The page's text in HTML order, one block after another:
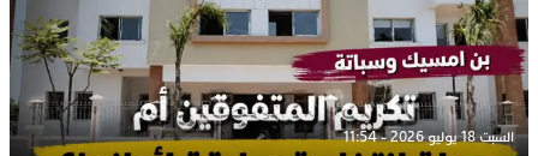
السبت 18 يوليو 2026 - 11:54